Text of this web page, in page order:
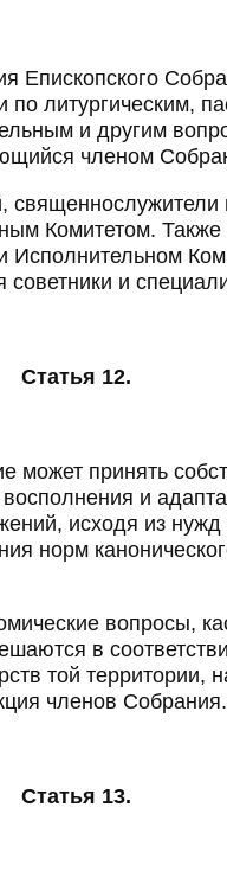
по литургическим,
и другим
членом
Комитетом. Также
Исполнительном
советники и
Статья 12.
принять
и
исходя из нужд
норм
вопросы,
в
той территории,
членов Собрания.
Статья 13.